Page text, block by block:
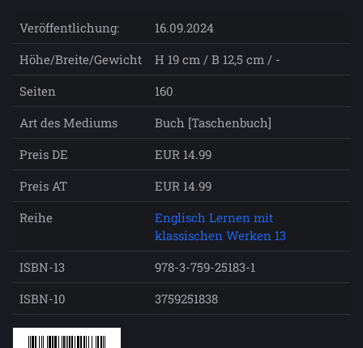
Veröffentlichung:
16.09.2024
Höhe/Breite/Gewicht
H 19 cm / B 12,5 cm / -
Seiten
160
Art des Mediums
Buch [Taschenbuch]
Preis DE
EUR 14.99
Preis AT
EUR 14.99
Reihe
Englisch Lernen mit
klassischen Werken 13
ISBN-13
978-3-759-25183-1
ISBN-10
3759251838